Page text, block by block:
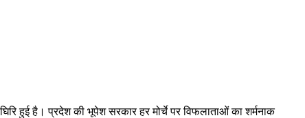
हुई है। प्रदेश की भूपेश सरकार हर मोर्चे पर विफलाताओं का शर्मनाक